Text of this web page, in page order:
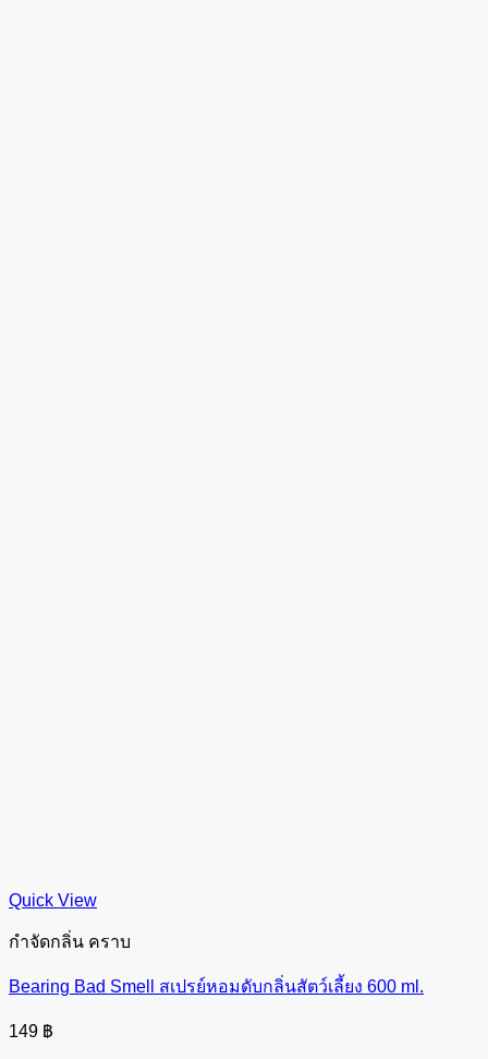
Quick View
กำจัดกลิ่น คราบ
Bearing Bad Smell สเปรย์หอมดับกลิ่นสัตว์เลี้ยง 600 ml.
149 ฿